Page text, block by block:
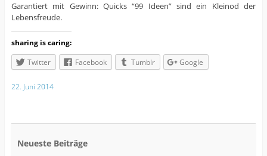
Garantiert mit Gewinn: Quicks “99 Ideen” sind ein Kleinod der
Lebensfreude.
sharing is caring:
Twitter
Facebook Tumblr Google
22. Juni 2014
Neueste Beiträge